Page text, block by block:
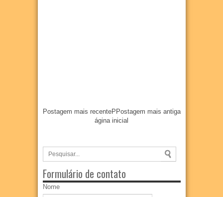
Postagem mais recente Postagem mais antiga
P
ágina inicial
Formulário de contato
Nome